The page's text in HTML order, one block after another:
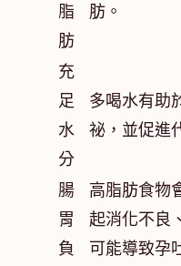
脂
肪
肪。
充
足
水
分
多喝水有助
祕，並促進
腸
胃
負
高脂肪食物
起消化不良
可能導致孕